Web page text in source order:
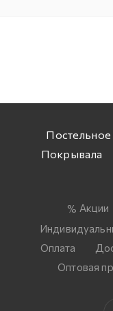
Постельное
Покрывала
Акции
Оплата
Оптовая